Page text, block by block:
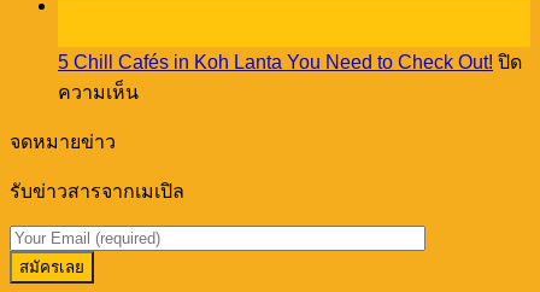
พา
ชิม
ร้าน
เด็ด
ภูเก็ต
เขา
5 Chill Cafés in Koh Lanta You Need to Check Out! ปิด
ความเห็นบน
Koh
Lanta
You
จดหมายข่าว
รับข่าวสารจากเมเปิล